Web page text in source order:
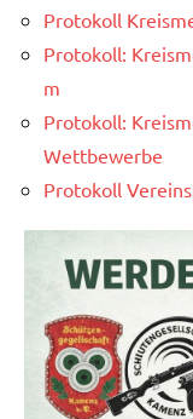
Protokoll
Protokoll:
m
Protokoll:
Wettbewerbe
Protokoll